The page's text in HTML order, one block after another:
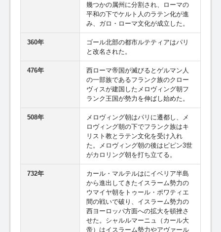
幾つかの属州に分割され、ローマの
平和の下でケルト人のラテン化が進
み、ガロ・ローマ文化が成立した。
360年
ゴール北部の都市ルテティアはパリ
と改名された。
476年
西ローマ帝国が滅びるとゲルマン人
の一部族であるフランク族のクロー
ヴィスが建国したメロヴィング朝フ
ランク王国が勢力を伸ばし始めた。
508年
メロヴィング朝はパリに遷都し、メ
ロヴィング朝の下でフランク族はキ
リスト教とラテン文化を受け入れ
た。メロヴィング朝の後はピピン3世
がカロリング朝を打ち立てる。
732年
カール・マルテルはにイベリア半島
から進出してきたイスラーム勢力の
ウマイヤ朝をトゥール・ポワティエ
間の戦いで破り、イスラーム勢力の
西ヨーロッパ方面への拡大を頓挫さ
せた。シャルルマーニュ（カール大
帝）はイスラーム勢力やアヴァール